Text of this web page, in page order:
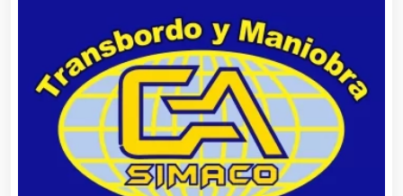
Balnearios
Bancos